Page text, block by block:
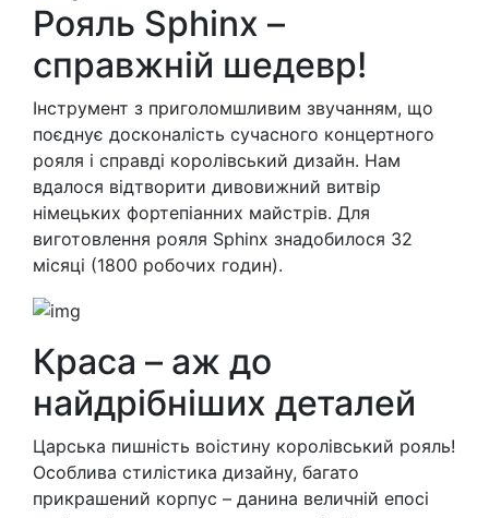
Рояль Sphinx –
справжній шедевр!
Інструмент з приголомшливим звучанням, що
поєднує досконалість сучасного концертного
рояля і справді королівський дизайн. Нам
вдалося відтворити дивовижний витвір
німецьких фортепіанних майстрів. Для
виготовлення рояля Sphinx знадобилося 32
місяці (1800 робочих годин).
Краса – аж до
найдрібніших деталей
Царська пишність воістину королівський рояль!
Особлива стилістика дизайну, багато
прикрашений корпус – данина величній епосі